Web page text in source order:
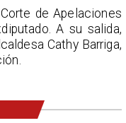
de Apelaciones
A su salida,
Cathy Barriga,